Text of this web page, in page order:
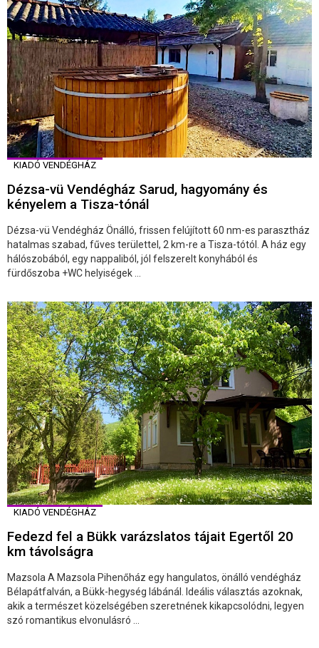
KIADÓ VENDÉGHÁZ
Dézsa-vü Vendégház Sarud, hagyomány és
kényelem a Tisza-tónál
Dézsa-vü Vendégház Önálló, frissen felújított 60 nm-es parasztház
hatalmas szabad, fűves területtel, 2 km-re a Tisza-tótól. A ház egy
hálószobából, egy nappaliból, jól felszerelt konyhából és
fürdőszoba +WC helyiségek ...
KIADÓ VENDÉGHÁZ
Fedezd fel a Bükk varázslatos tájait Egertől 20
km távolságra
Mazsola A Mazsola Pihenőház egy hangulatos, önálló vendégház
Bélapátfalván, a Bükk-hegység lábánál. Ideális választás azoknak,
akik a természet közelségében szeretnének kikapcsolódni, legyen
szó romantikus elvonulásró ...